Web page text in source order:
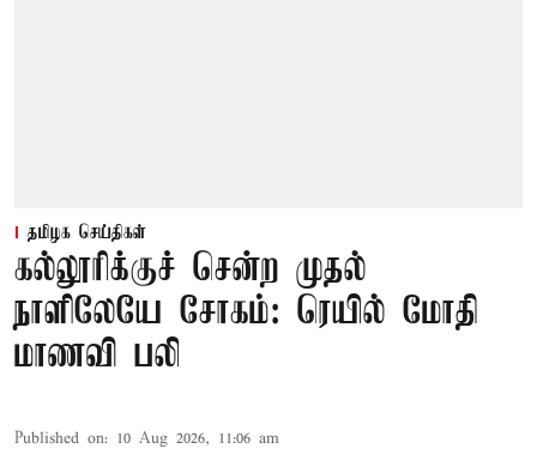
தமிழக செய்திகள்
கல்லூரிக்குச் சென்ற முதல்
நாளிலேயே சோகம்: ரெயில் மோதி
மாணவி பலி
Published on: 10 Aug 2026, 11:06 am